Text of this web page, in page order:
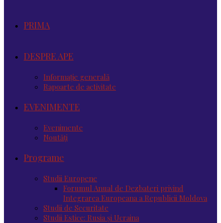
PRIMA
DESPRE APE
Informație generală
Rapoarte de activitate
EVENIMENTE
Evenimente
Noutăţi
Programe
Studii Europene
Forumul Anual de Dezbateri privind
Integrarea Europeana a Republicii Moldova
Studii de Securitate
Studii Estice: Rusia și Ucraina